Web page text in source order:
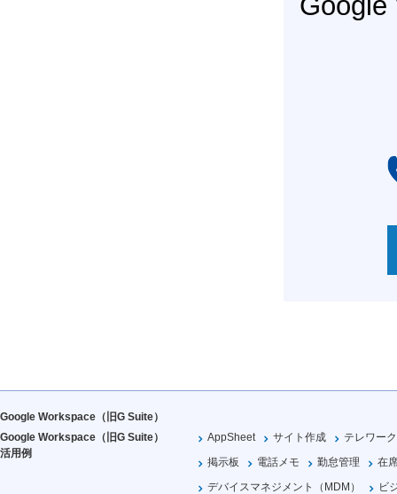
Google Workspace（旧G Suite）
Google Workspace（旧G Suite）
活用例
AppSheet サイト作成
テレワーク
掲示板
電話メモ 勤怠管理
在
デバイスマネジメント（MDM）
ビ